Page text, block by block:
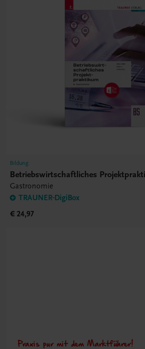
Bildung
Betriebswirtschaftliches
Gastronomie
TRAUNER-DigiBox
€ 24,97
Praxis pur mit dem Marktführer!